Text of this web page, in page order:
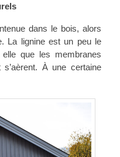
dans le bois, alors
La lignine est un peu le
que les membranes
À une certaine